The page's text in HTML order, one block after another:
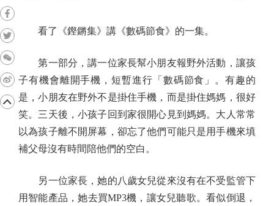
看了《鏗鏘集》講《數碼節食》的一集。
第一部分，講一位家長幫小朋友報野外活動，讓孩
子有機會離開手機，短暫進行「數碼節食」。有趣的
是，小朋友在野外不是掛住手機，而是掛住媽媽，很好
笑。三天後，小孩子回到家很開心見到媽媽。大人常常
以為孩子離不開屏幕，卻忘了他們可能只是用手機來填
補父母沒有時間陪他們的空白。
另一位家長，她的八歲女兒從來沒有在不受監管下
用智能產品，她去買MP3機，讓女兒聽歌。看似倒退，